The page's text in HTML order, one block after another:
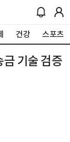
건강 스포츠
기술 검증